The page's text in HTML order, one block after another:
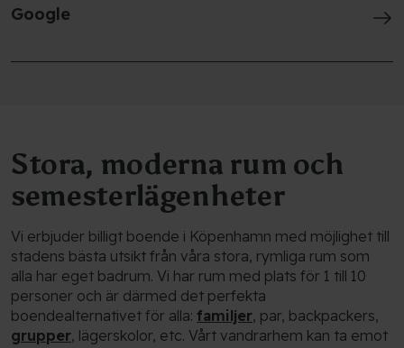
Google
Stora, moderna rum och
semesterlägenheter
Vi erbjuder billigt boende i Köpenhamn med möjlighet till
stadens bästa utsikt från våra stora, rymliga rum som
alla har eget badrum. Vi har rum med plats för 1 till 10
personer och är därmed det perfekta
boendealternativet för alla: familjer, par, backpackers,
grupper, lägerskolor, etc. Vårt vandrarhem kan ta emot